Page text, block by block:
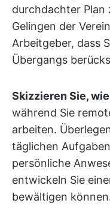
durchdachter Plan
Gelingen der
Arbeitgeber, dass
Übergangs
Skizzieren Sie,
während Sie
arbeiten.
täglichen
persönliche
entwickeln Sie
bewältigen